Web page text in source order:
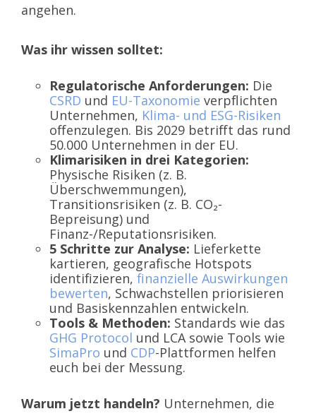
angehen.
Was ihr wissen solltet:
Regulatorische Anforderungen: Die
CSRD und EU-Taxonomie verpflichten
Unternehmen, Klima- und ESG-Risiken
offenzulegen. Bis 2029 betrifft das rund
50.000 Unternehmen in der EU.
Klimarisiken in drei Kategorien:
Physische Risiken (z. B.
Überschwemmungen),
Transitionsrisiken (z. B. CO₂-
Bepreisung) und
Finanz-/Reputationsrisiken.
5 Schritte zur Analyse: Lieferkette
kartieren, geografische Hotspots
identifizieren, finanzielle Auswirkungen
bewerten, Schwachstellen priorisieren
und Basiskennzahlen entwickeln.
Tools & Methoden: Standards wie das
GHG Protocol und LCA sowie Tools wie
SimaPro und CDP-Plattformen helfen
euch bei der Messung.
Warum jetzt handeln? Unternehmen, die